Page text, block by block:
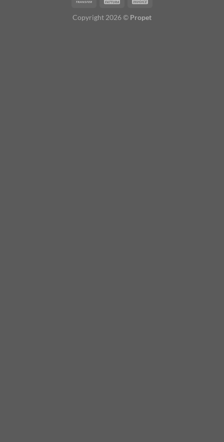
Copyright 2026 © Propet